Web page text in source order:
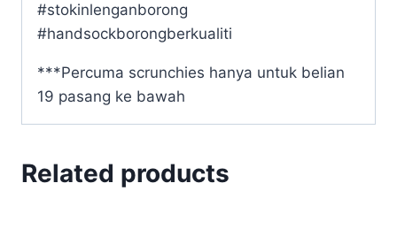
#stokinlenganborong
#handsockborongberkualiti
***Percuma scrunchies hanya untuk belian
19 pasang ke bawah
Related products